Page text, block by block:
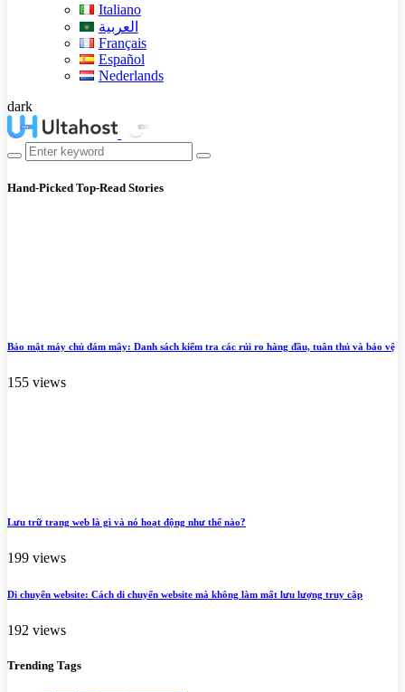
Italiano
العربية
Français
Español
Nederlands
dark
Hand-Picked Top-Read Stories
Bảo mật máy chủ đám mây: Danh sách kiểm tra các rủi ro hàng đầu, tuân thủ và bảo vệ
155 views
Lưu trữ trang web là gì và nó hoạt động như thế nào?
199 views
Di chuyển website: Cách di chuyển website mà không làm mất lưu lượng truy cập
192 views
Trending Tags